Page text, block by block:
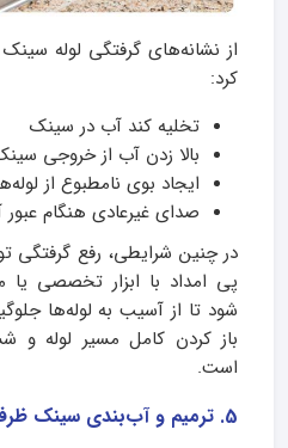
از نشانه‌های گرفتگی لوله
کرد:
تخلیه کند آب در سینک
بالا زدن آب از خروجی
ایجاد بوی نامطبوع از
صدای غیرعادی هنگام
در چنین شرایطی، رفع
پی امداد با ابزار تخصصی یا
شود تا از آسیب به لوله‌ها
باز کردن کامل مسیر لوله
است.
5. ترمیم و آب‌بندی سینک ظرفشویی آلتون